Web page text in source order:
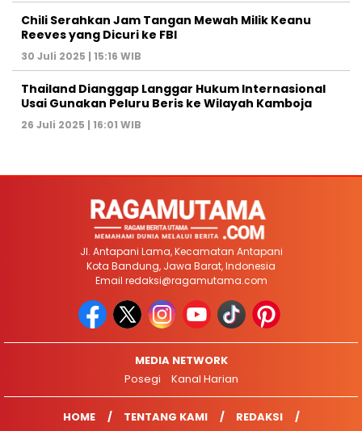
Chili Serahkan Jam Tangan Mewah Milik Keanu
Reeves yang Dicuri ke FBI
30 Juli 2025 | 15:16 WIB
Thailand Dianggap Langgar Hukum Internasional
Usai Gunakan Peluru Beris ke Wilayah Kamboja
26 Juli 2025 | 16:01 WIB
Jl. Antapani Lama, Kecamatan Antapani
Kota Bandung, Jawa Barat, Indonesia
Email redaksi@ragamutama.com
MEDIA NETWORK
Posegi
Kanal Harian
HOME TENTANG KAMI REDAKSI